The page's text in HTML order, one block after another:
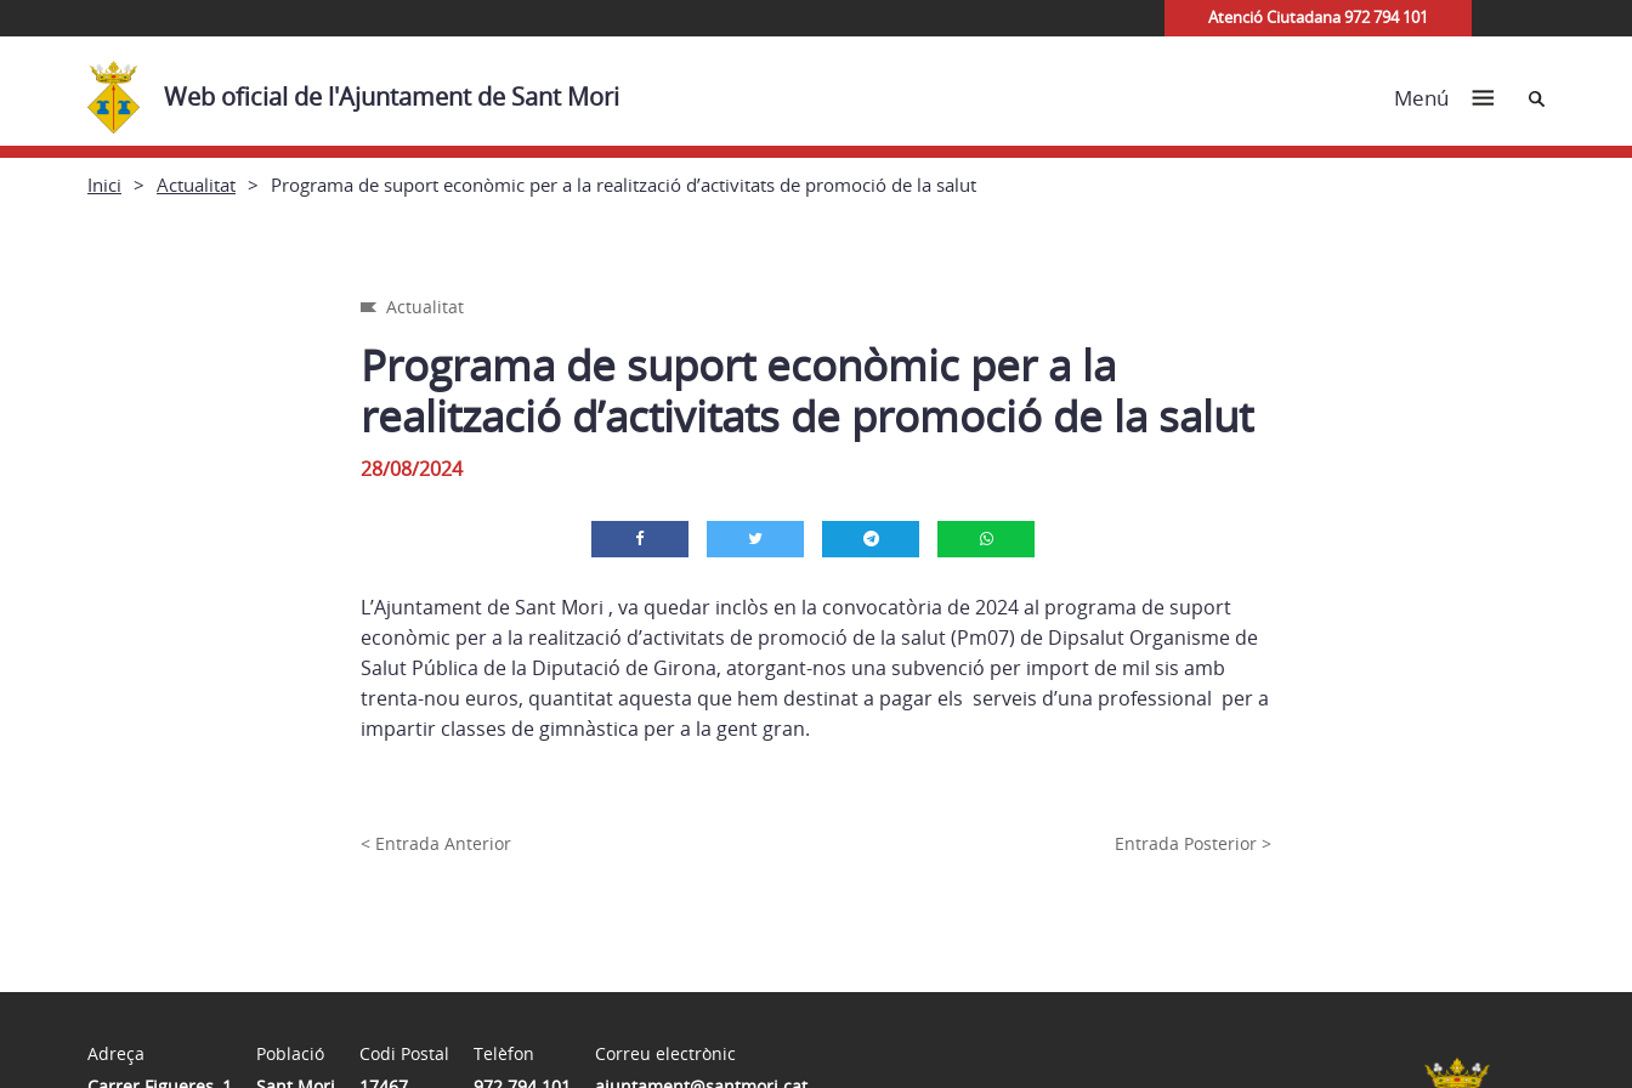
Atenció Ciutadana 972 794 101
Web oficial de l'Ajuntament de Sant Mori Menú Cerca
Inici Actualitat Programa de suport econòmic per a la realització d’activitats de promoció de la salut
Actualitat
Programa de suport econòmic per a la
realització d’activitats de promoció de la salut
28/08/2024
L’Ajuntament de Sant Mori , va quedar inclòs en la convocatòria de 2024 al programa de suport
econòmic per a la realització d’activitats de promoció de la salut (Pm07) de Dipsalut Organisme de
Salut Pública de la Diputació de Girona, atorgant-nos una subvenció per import de mil sis amb
trenta-nou euros, quantitat aquesta que hem destinat a pagar els serveis d’una professional per a
impartir classes de gimnàstica per a la gent gran.
< Entrada Anterior Entrada Posterior >
Adreça
Població
Codi Postal
Telèfon
Correu electrònic